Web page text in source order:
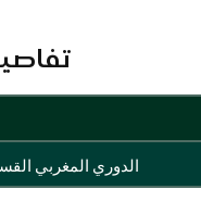
الدوري المغربي